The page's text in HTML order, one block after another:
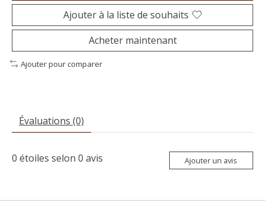
Ajouter à la liste de souhaits
Acheter maintenant
Ajouter pour comparer
Évaluations (0)
0 étoiles selon 0 avis Ajouter un avis